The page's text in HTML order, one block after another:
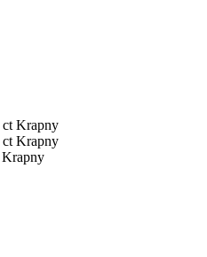
ct Krapny
ct Krapny
Krapny